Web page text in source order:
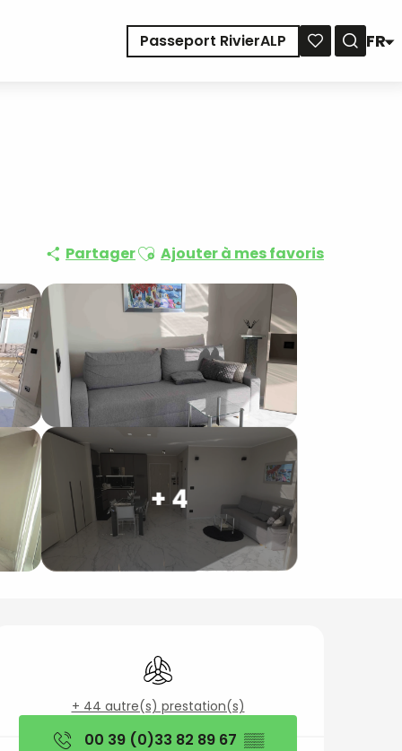
Passeport RivierALP
FR
PartagerAjouter aux favoris
Ajouter à mes favoris
+ 4
et
Air conditionné
+ 44 autre(s) prestation(s)
00 39 (0)33 82 89 67 ▒▒